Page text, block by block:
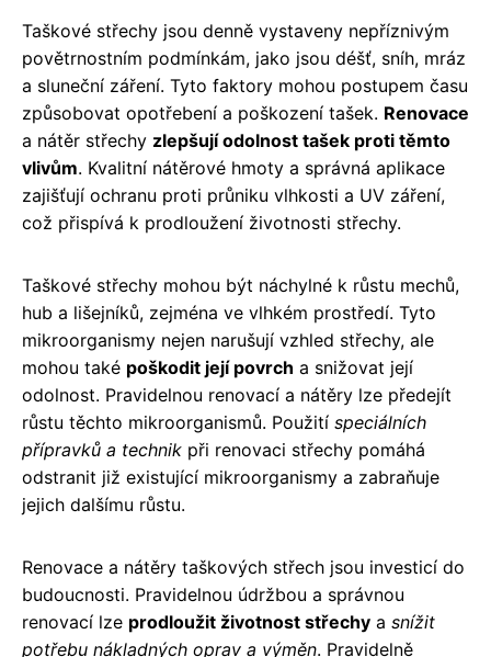
Taškové střechy jsou denně vystaveny nepříznivým
povětrnostním podmínkám, jako jsou déšť, sníh, mráz
a sluneční záření. Tyto faktory mohou postupem času
způsobovat opotřebení a poškození tašek. Renovace
a nátěr střechy zlepšují odolnost tašek proti těmto
vlivům. Kvalitní nátěrové hmoty a správná aplikace
zajišťují ochranu proti průniku vlhkosti a UV záření,
což přispívá k prodloužení životnosti střechy.
Taškové střechy mohou být náchylné k růstu mechů,
hub a lišejníků, zejména ve vlhkém prostředí. Tyto
mikroorganismy nejen narušují vzhled střechy, ale
mohou také poškodit její povrch a snižovat její
odolnost. Pravidelnou renovací a nátěry lze předejít
růstu těchto mikroorganismů. Použití speciálních
přípravků a technik při renovaci střechy pomáhá
odstranit již existující mikroorganismy a zabraňuje
jejich dalšímu růstu.
Renovace a nátěry taškových střech jsou investicí do
budoucnosti. Pravidelnou údržbou a správnou
renovací lze prodloužit životnost střechy a snížit
potřebu nákladných oprav a výměn. Pravidelně